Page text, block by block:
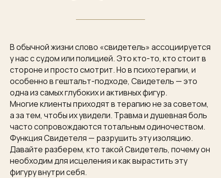
В обычной жизни слово «свидетель» ассоциируется
у нас с судом или полицией. Это кто-то, кто стоит в
стороне и просто смотрит. Но в психотерапии, и
особенно в гештальт-подходе, Свидетель — это
одна из самых глубоких и активных фигур.
Многие клиенты приходят в терапию не за советом,
а за тем, чтобы их увидели. Травма и душевная боль
часто сопровождаются тотальным одиночеством.
Функция Свидетеля — разрушить эту изоляцию.
Давайте разберем, кто такой Свидетель, почему он
необходим для исцеления и как вырастить эту
фигуру внутри себя.